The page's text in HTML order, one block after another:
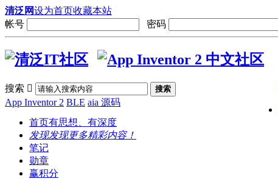
清泛网设为首页收藏本站
帐号
密码
搜索  搜索
App Inventor 2 BLE aia 源码
首页有思想、有深度
发现发现更多精彩内容！
笔记
勋章
赢积分